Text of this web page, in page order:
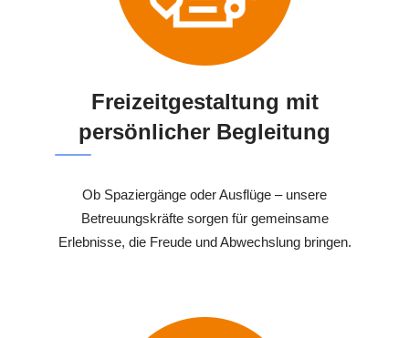
Freizeitgestaltung mit
persönlicher Begleitung
Ob Spaziergänge oder Ausflüge – unsere
Betreuungskräfte sorgen für gemeinsame
Erlebnisse, die Freude und Abwechslung bringen.